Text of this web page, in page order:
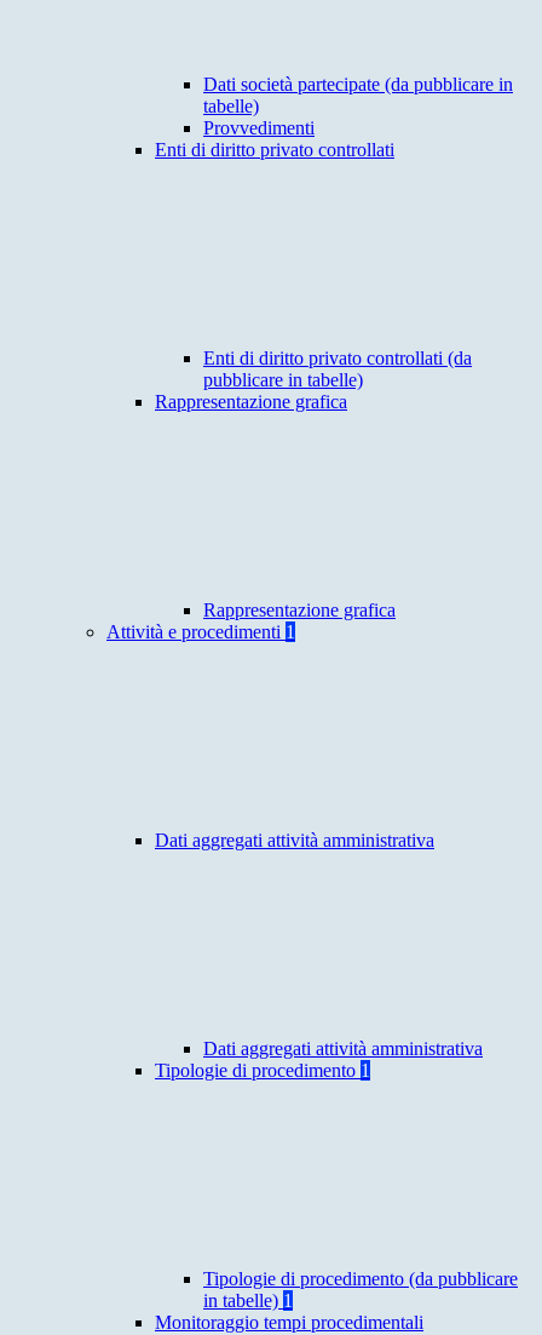
Dati società partecipate (da pubblicare in
tabelle)
Provvedimenti
Enti di diritto privato controllati
Enti di diritto privato controllati (da
pubblicare in tabelle)
Rappresentazione grafica
Rappresentazione grafica
Attività e procedimenti 1
Dati aggregati attività amministrativa
Dati aggregati attività amministrativa
Tipologie di procedimento 1
Tipologie di procedimento (da pubblicare
in tabelle) 1
Monitoraggio tempi procedimentali